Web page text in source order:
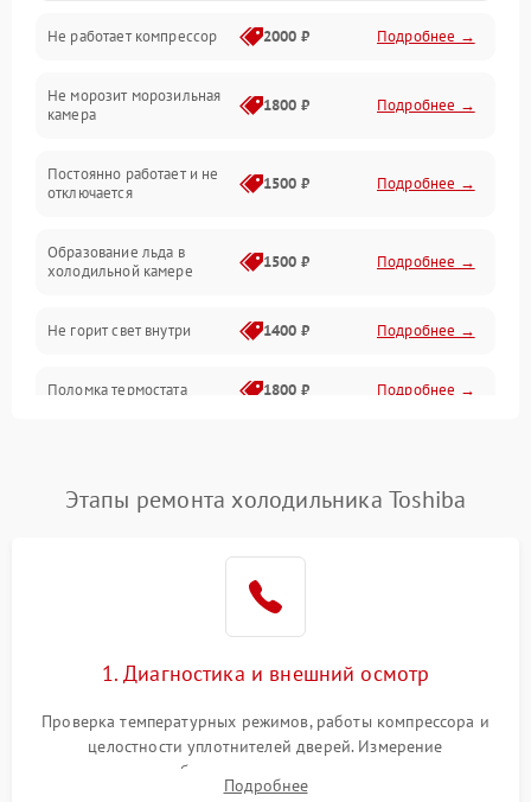
Электропитание
Дренаж
Не работает компрессор 2000 ₽ Подробнее →
Не морозит морозильная
камера
1800 ₽ Подробнее →
Постоянно работает и не
отключается
1500 ₽ Подробнее →
Образование льда в
холодильной камере
1500 ₽ Подробнее →
Не горит свет внутри 1400 ₽ Подробнее →
Поломка термостата 1800 ₽ Подробнее →
Поломка системы No Frost 2600 ₽ Подробнее →
работе
2000 ₽ Подробнее →
1000 ₽
Этапы ремонта холодильника Toshiba
1. Диагностика и внешний осмотр
Проверка температурных режимов, работы компрессора и
целостности уплотнителей дверей. Измерение
сопротивления обмоток мотора, проверка термостата и
считывание кодов ошибок с электронного дисплея.
Подробнее